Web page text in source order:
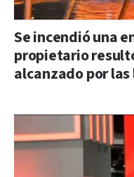
Se incendió una
propietario
alcanzado por